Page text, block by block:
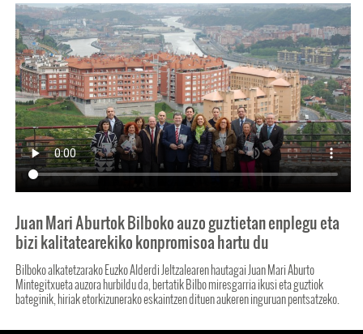
Juan Mari Aburtok Bilboko auzo guztietan enplegu eta
bizi kalitatearekiko konpromisoa hartu du
Bilboko alkatetzarako Euzko Alderdi Jeltzalearen hautagai Juan Mari Aburto
Mintegitxueta auzora hurbildu da, bertatik Bilbo miresgarria ikusi eta guztiok
bateginik, hiriak etorkizunerako eskaintzen dituen aukeren inguruan pentsatzeko.